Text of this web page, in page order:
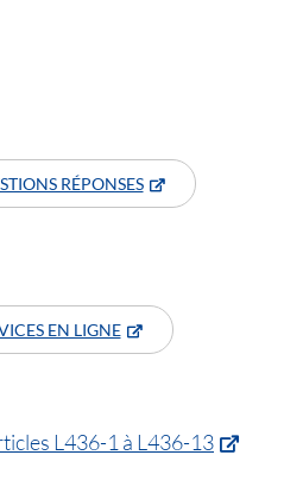
RÉPONSES
EN LIGNE
L436-1 à L436-13